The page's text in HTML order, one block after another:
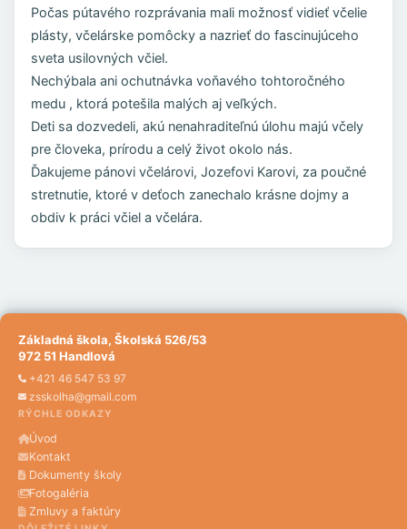
Počas pútavého rozprávania mali možnosť vidieť včelie
plásty, včelárske pomôcky a nazrieť do fascinujúceho
sveta usilovných včiel.
Nechýbala ani ochutnávka voňavého tohtoročného
medu , ktorá potešila malých aj veľkých.
Deti sa dozvedeli, akú nenahraditeľnú úlohu majú včely
pre človeka, prírodu a celý život okolo nás.
Ďakujeme pánovi včelárovi, Jozefovi Karovi, za poučné
stretnutie, ktoré v deťoch zanechalo krásne dojmy a
obdiv k práci včiel a včelára.
Základná škola, Školská 526/53
972 51 Handlová
+421 46 547 53 97
zsskolha@gmail.com
RÝCHLE ODKAZY
Úvod
Kontakt
Dokumenty školy
Fotogaléria
Zmluvy a faktúry